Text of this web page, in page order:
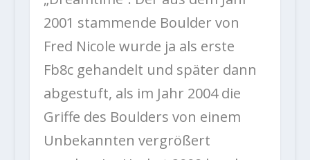
2001 stammende Boulder von
Fred Nicole wurde ja als erste
Fb8c gehandelt und später dann
abgestuft, als im Jahr 2004 die
Griffe des Boulders von einem
Unbekannten vergrößert